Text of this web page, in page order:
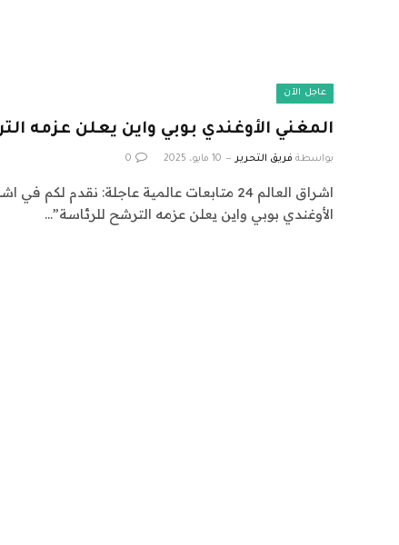
عاجل الآن
المغني الأوغندي بوبي واين يعلن عزمه
بواسطة فريق التحرير 10 مايو، 2025 0
الأوغندي بوبي واين يعلن عزمه الترشح للرئاسة”…